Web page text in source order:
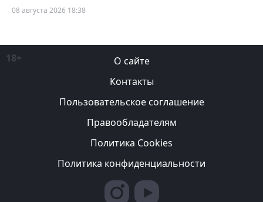
08 августа 2026 18:38
18+
О сайте
Контакты
Пользовательское соглашение
Правообладателям
Политика Cookies
Политика конфиденциальности